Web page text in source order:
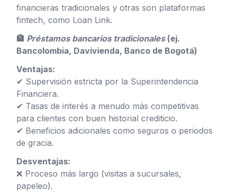
financieras tradicionales y otras son plataformas
fintech, como Loan Link.
🏦 Préstamos bancarios tradicionales(ej.
Bancolombia, Davivienda, Banco de Bogotá)
Ventajas:
✔ Supervisión estricta por la Superintendencia
Financiera.
✔ Tasas de interés a menudo más competitivas
para clientes con buen historial crediticio.
✔ Beneficios adicionales como seguros o periodos
de gracia.
Desventajas:
❌ Proceso más largo (visitas a sucursales,
papeleo).